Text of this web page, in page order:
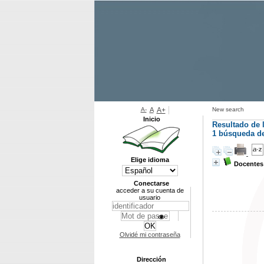
New search
Resultado de
1 búsqueda
A- A A+
Inicio
Elige idioma
Conectarse
acceder a su cuenta de
usuario
Olvidé mi contraseña
Dirección